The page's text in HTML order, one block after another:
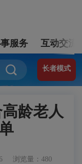
服务 互动交流
长者模式
龄老人
浏览量：480